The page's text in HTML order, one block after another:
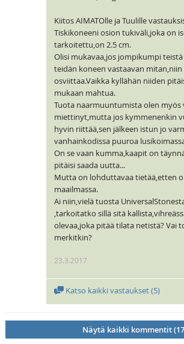
Kiitos AIMATOlle ja Tuulille
Tiskikoneeni osion tukiväli,joka on
tarkoitettu,on 2.5 cm.
Olisi mukavaa,jos jompikumpi
teidän koneen vastaavan mitan,niin
osviittaa.Vaikka kyllähän niiden
mukaan mahtua.
Tuota naarmuuntumista olen myös
miettinyt,mutta jos kymmenenkin
hyvin riittää,sen jälkeen istun jo
vanhainkodissa puuroa
On se vaan kumma,kaapit on
pitäisi saada uutta...
Mutta on lohduttavaa tietää,etten
maailmassa.
Ai niin,vielä tuosta
,tarkoitatko sillä sitä
olevaa,joka pitää tilata netistä? Vai
merkitkin?
23.3.2017
Katso kaikki vastaukset (5)
Näytä kaikki kommentit